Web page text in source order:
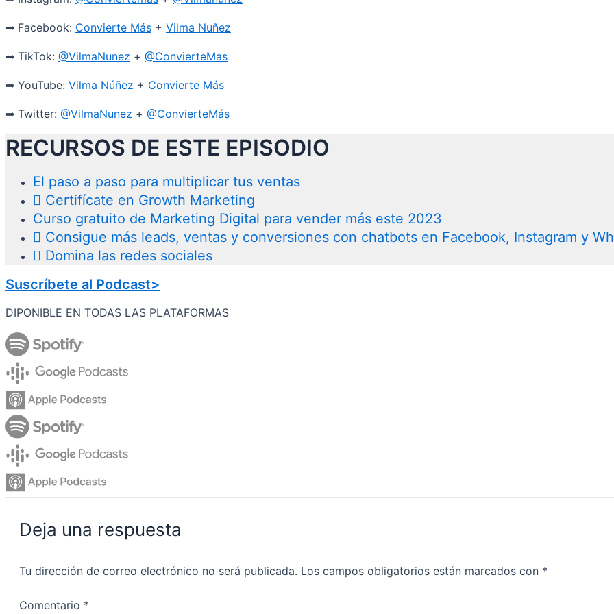
➡ Facebook: Convierte Más + Vilma Nuñez
➡ TikTok: @VilmaNunez + @ConvierteMas
➡ YouTube: Vilma Núñez + Convierte Más
➡ Twitter: @VilmaNunez + @ConvierteMás
RECURSOS DE ESTE EPISODIO
El paso a paso para multiplicar tus ventas
Certifícate en Growth Marketing
Curso gratuito de Marketing Digital para vender más este 2023
Consigue más leads, ventas y conversiones con chatbots en Facebook, Instagram y
Domina las redes sociales
Suscríbete al Podcast>
DIPONIBLE EN TODAS LAS PLATAFORMAS
Deja una respuesta
Tu dirección de correo electrónico no será publicada. Los campos obligatorios están marcados con *
Comentario *